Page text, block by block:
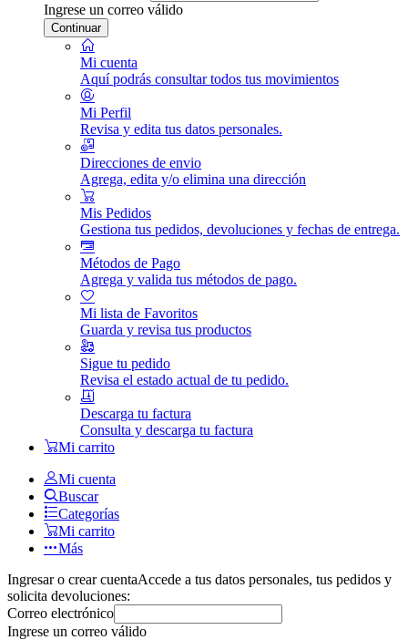
Ingrese un correo válido
Continuar
Mi cuenta
Aquí podrás consultar todos tus movimientos
Mi Perfil
Revisa y edita tus datos personales.
Direcciones de envio
Agrega, edita y/o elimina una dirección
Mis Pedidos
Gestiona tus pedidos, devoluciones y fechas de entrega.
Métodos de Pago
Agrega y valida tus métodos de pago.
Mi lista de Favoritos
Guarda y revisa tus productos
Sigue tu pedido
Revisa el estado actual de tu pedido.
Descarga tu factura
Consulta y descarga tu factura
Mi carrito
Mi cuenta
Buscar
Categorías
Mi carrito
Más
Ingresar o crear cuentaAccede a tus datos personales, tus pedidos y
solicita devoluciones:
Correo electrónico
Ingrese un correo válido